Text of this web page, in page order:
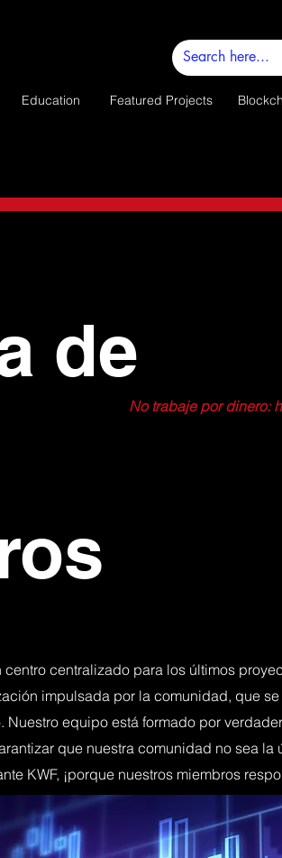
Education Featured Projects
No trabaje por dinero:
de
centro centralizado para los últimos
impulsada por la comunidad, que
Nuestro equipo está formado por
que nuestra comunidad no sea la
KWF, ¡porque nuestros miembros